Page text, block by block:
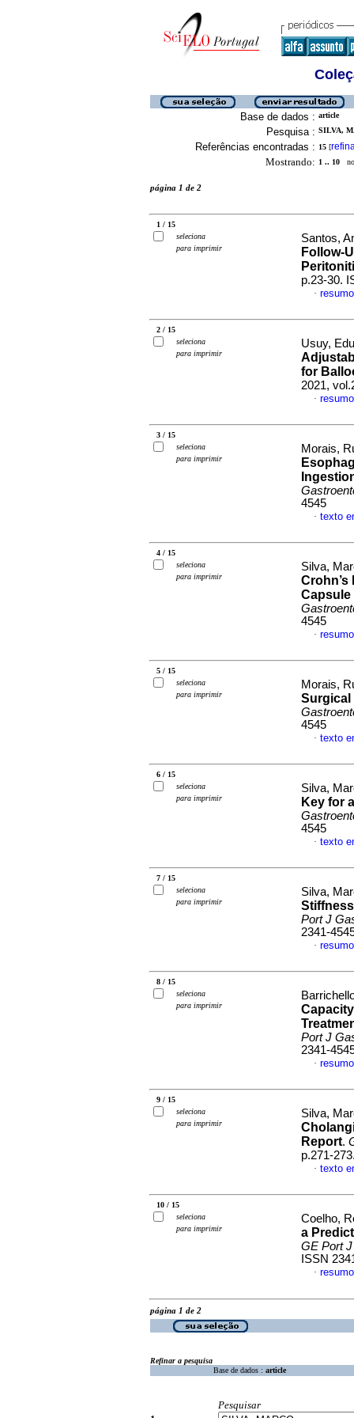
Base de dados : article
Pesquisa : SILVA,
Referências encontradas : 15 [
Mostrando: 1 .. 10
página 1 de 2
1 / 15
seleciona
para imprimir
Santos,
Follow-
p.23-30.
·
2 / 15
seleciona
para imprimir
Usuy,
for
2021,
·
3 / 15
seleciona
para imprimir
Morais,
4545
· texto
4 / 15
seleciona
para imprimir
Silva,
Crohn’s
Capsule
4545
·
5 / 15
seleciona
para imprimir
Morais,
Surgical
4545
· texto
6 / 15
seleciona
para imprimir
Silva,
Key for
4545
· texto
7 / 15
seleciona
para imprimir
Silva,
Port J
2341-
·
8 / 15
seleciona
para imprimir
Port J
2341-
·
9 / 15
seleciona
para imprimir
Silva,
Report.
p.271-
· texto
10 / 15
seleciona
para imprimir
Coelho,
a
GE Port
ISSN
·
página 1 de 2
Refinar a pesquisa
Base de dados : article
Pesquisar